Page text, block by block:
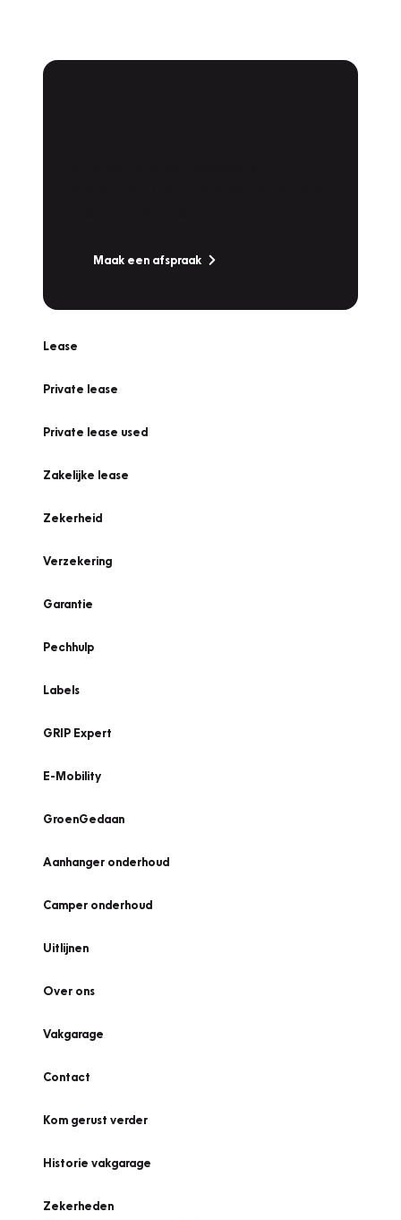
Maak een afspraak
Lease
Private lease
Private lease used
Zakelijke lease
Zekerheid
Verzekering
Garantie
Pechhulp
Labels
GRIP Expert
E-Mobility
GroenGedaan
Aanhanger onderhoud
Camper onderhoud
Uitlijnen
Over ons
Vakgarage
Contact
Kom gerust verder
Historie vakgarage
Zekerheden